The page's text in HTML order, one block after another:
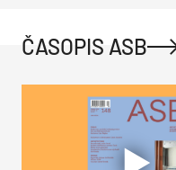
ČASOPIS ASB